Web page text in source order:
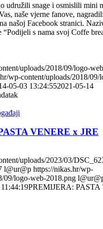
udružili snage i osmislili mini
naše vjerne fanove,
našoj Facebook stranici.
“Podijeli s nama svoj Coffe
uploads/2018/09/logo-
wp-content/uploads/2018/09/
05-03 13:24:552021-05-14
VENERE x JRE
uploads/2023/03/
l@ur@p https://nikas.hr/wp-
09/logo-web-2018.png
PREMIJERA: